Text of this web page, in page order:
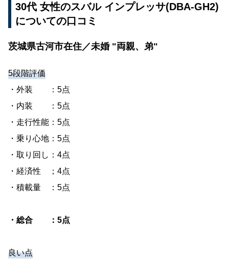
30代 女性のスバル インプレッサ(DBA-GH2)
についての口コミ
茨城県古河市在住／未婚 "両親、弟"
5段階評価
・外装 ：5点
・内装 ：5点
・走行性能：5点
・乗り心地：5点
・取り回し：4点
・経済性 ；4点
・積載量 ：5点
・総合 ：5点
良い点